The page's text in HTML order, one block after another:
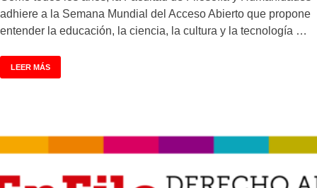
adhiere a la Semana Mundial del Acceso Abierto que propone
entender la educación, la ciencia, la cultura y la tecnología …
LEER MÁS